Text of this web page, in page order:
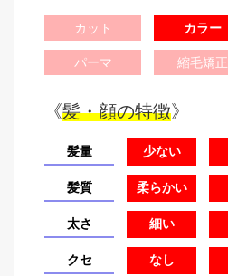
カット カラー
パーマ 縮毛矯正
《髪・顔の特徴》
髪量 少ない
髪質 柔らかい
太さ 細い
クセ なし